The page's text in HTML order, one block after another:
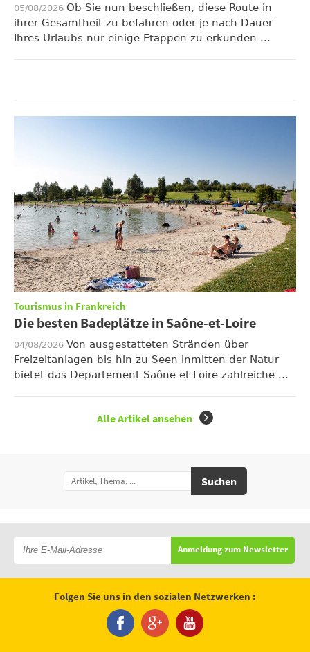
05/08/2026 Ob Sie nun beschließen, diese Route in
ihrer Gesamtheit zu befahren oder je nach Dauer
Ihres Urlaubs nur einige Etappen zu erkunden ...
Tourismus in Frankreich
Die besten Badeplätze in Saône-et-Loire
04/08/2026 Von ausgestatteten Stränden über
Freizeitanlagen bis hin zu Seen inmitten der Natur
bietet das Departement Saône-et-Loire zahlreiche ...
Alle Artikel ansehen
Suchen
Anmeldung zum Newsletter
Folgen Sie uns in den sozialen Netzwerken :